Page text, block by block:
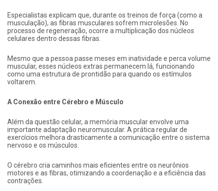
Especialistas explicam que, durante os treinos de força (como a
musculação), as fibras musculares sofrem microlesões. No
processo de regeneração, ocorre a multiplicação dos núcleos
celulares dentro dessas fibras.
Mesmo que a pessoa passe meses em inatividade e perca volume
muscular, esses núcleos extras permanecem lá, funcionando
como uma estrutura de prontidão para quando os estímulos
voltarem.
A Conexão entre Cérebro e Músculo
Além da questão celular, a memória muscular envolve uma
importante adaptação neuromuscular. A prática regular de
exercícios melhora drasticamente a comunicação entre o sistema
nervoso e os músculos.
O cérebro cria caminhos mais eficientes entre os neurônios
motores e as fibras, otimizando a coordenação e a eficiência das
contrações.